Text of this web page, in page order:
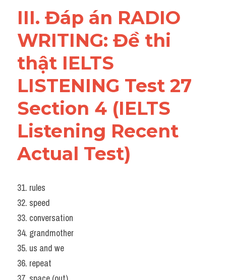
III. Đáp án RADIO
WRITING: Đề thi
thật IELTS
LISTENING Test 27
Section 4 (IELTS
Listening Recent
Actual Test)
31. rules
32. speed
33. conversation
34. grandmother
35. us and we
36. repeat